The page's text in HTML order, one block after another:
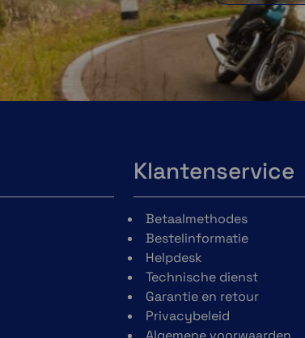
Klantenservice
Betaalmethodes
Bestelinformatie
Helpdesk
Technische dienst
Garantie en retour
Privacybeleid